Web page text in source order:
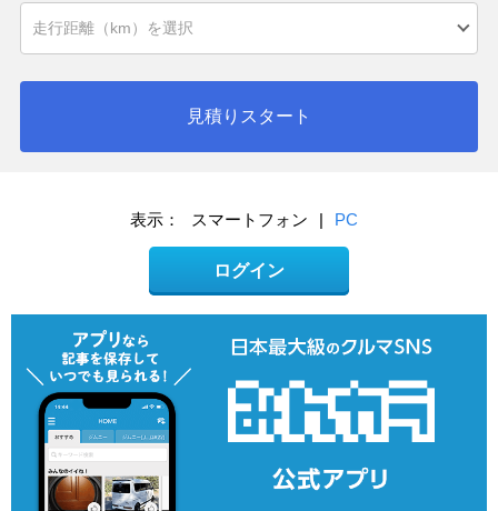
見積りスタート
表示： スマートフォン | PC
ログイン